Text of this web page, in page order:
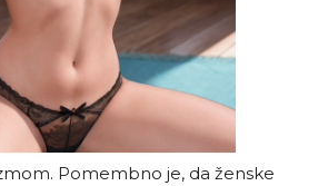
Pomembno je, da ženske